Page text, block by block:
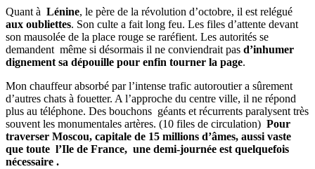
Quant à Lénine, le père de la révolution d’octobre, il est relégué
aux oubliettes. Son culte a fait long feu. Les files d’attente devant
son mausolée de la place rouge se raréfient. Les autorités se
demandent même si désormais il ne conviendrait pas d’inhumer
dignement sa dépouille pour enfin tourner la page.
Mon chauffeur absorbé par l’intense trafic autoroutier a sûrement
d’autres chats à fouetter. A l’approche du centre ville, il ne répond
plus au téléphone. Des bouchons géants et récurrents paralysent très
souvent les monumentales artères. (10 files de circulation) Pour
traverser Moscou, capitale de 15 millions d’âmes, aussi vaste
que toute l’Ile de France, une demi-journée est quelquefois
nécessaire .